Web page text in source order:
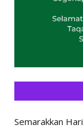
Semarakkan